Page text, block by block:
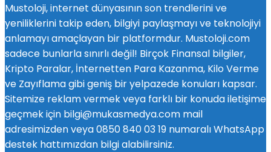
Mustoloji, internet dünyasının son trendlerini ve
yeniliklerini takip eden, bilgiyi paylaşmayı ve teknolojiyi
anlamayı amaçlayan bir platformdur. Mustoloji.com
sadece bunlarla sınırlı değil! Birçok Finansal bilgiler,
Kripto Paralar, İnternetten Para Kazanma, Kilo Verme
ve Zayıflama gibi geniş bir yelpazede konuları kapsar.
Sitemize reklam vermek veya farklı bir konuda iletişime
geçmek için bilgi@mukasmedya.com mail
adresimizden veya 0850 840 03 19 numaralı WhatsApp
destek hattımızdan bilgi alabilirsiniz.